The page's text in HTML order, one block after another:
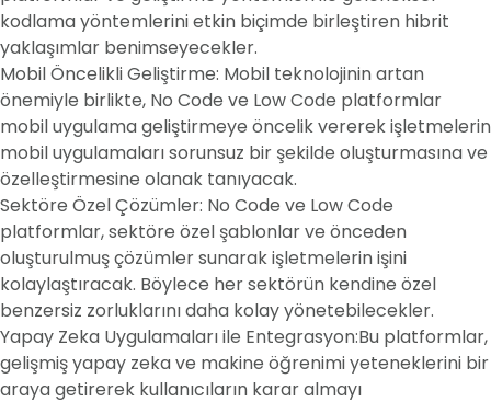
kodlama yöntemlerini etkin biçimde birleştiren hibrit
yaklaşımlar benimseyecekler.
Mobil Öncelikli Geliştirme: Mobil teknolojinin artan
önemiyle birlikte, No Code ve Low Code platformlar
mobil uygulama geliştirmeye öncelik vererek işletmelerin
mobil uygulamaları sorunsuz bir şekilde oluşturmasına ve
özelleştirmesine olanak tanıyacak.
Sektöre Özel Çözümler: No Code ve Low Code
platformlar, sektöre özel şablonlar ve önceden
oluşturulmuş çözümler sunarak işletmelerin işini
kolaylaştıracak. Böylece her sektörün kendine özel
benzersiz zorluklarını daha kolay yönetebilecekler.
Yapay Zeka Uygulamaları ile Entegrasyon:Bu platformlar,
gelişmiş yapay zeka ve makine öğrenimi yeteneklerini bir
araya getirerek kullanıcıların karar almayı